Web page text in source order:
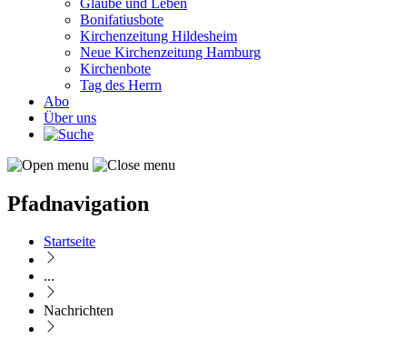
Bonifatiusbote
Kirchenzeitung Hildesheim
Neue Kirchenzeitung Hamburg
Kirchenbote
Tag des Herrn
Abo
Über uns
Pfadnavigation
Startseite
...
Nachrichten